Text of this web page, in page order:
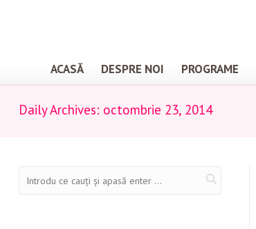
ACASĂ DESPRE NOI PROGRAME
Daily Archives: octombrie 23, 2014